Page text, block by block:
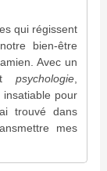
qui régissent
bien-être
Avec un
psychologie
pour
trouvé dans
mes